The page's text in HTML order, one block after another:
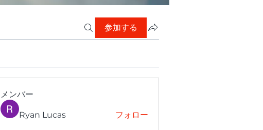
参加する
メンバー
Ryan Lucas フォロー